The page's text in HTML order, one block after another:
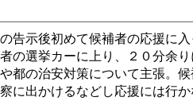
示後初めて候補者の応援に入
選挙カーに上り、２０分余
都の治安対策について主張。
出かけるなどし応援には行